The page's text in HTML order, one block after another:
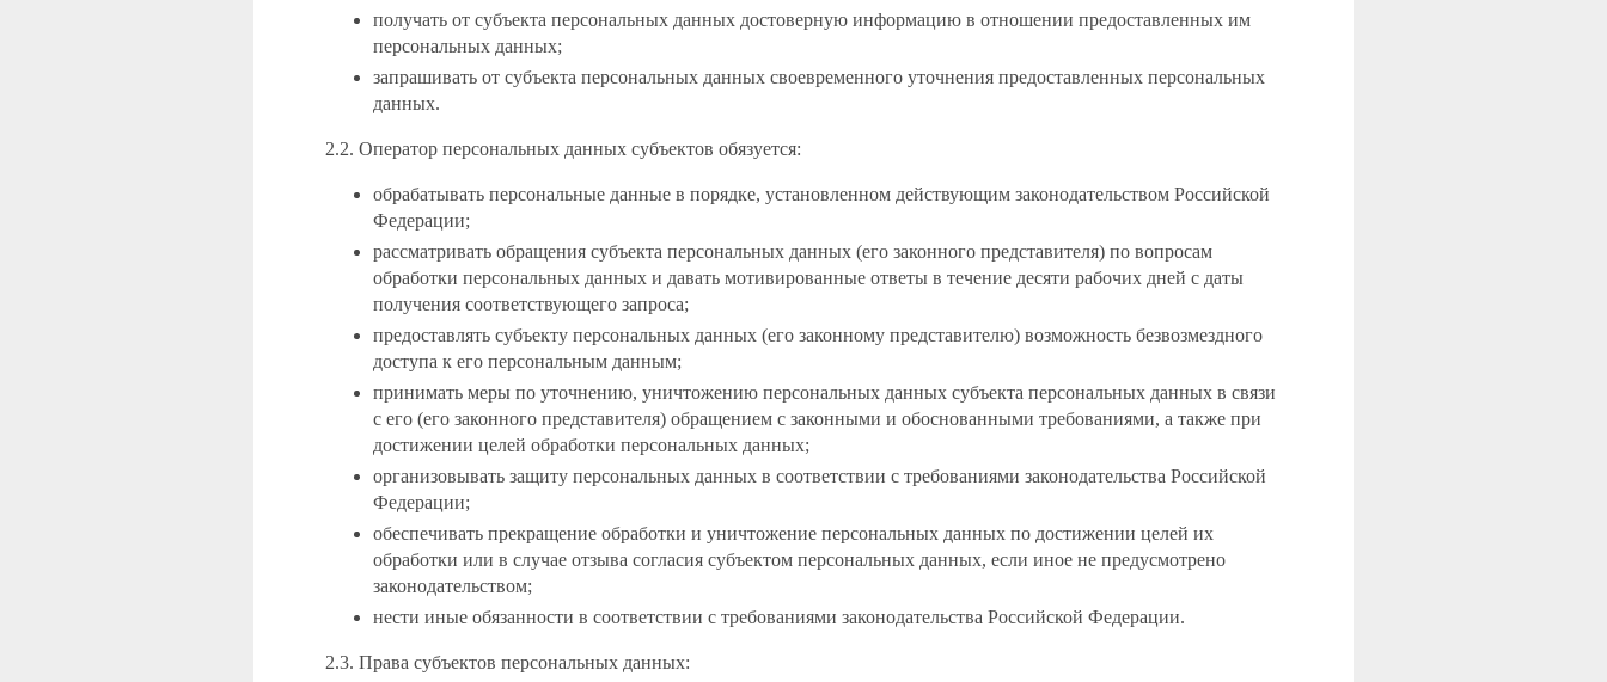
получать от субъекта персональных данных достоверную информацию в отношении предоставленных им
персональных данных;
запрашивать от субъекта персональных данных своевременного уточнения предоставленных персональных
данных.
2.2. Оператор персональных данных субъектов обязуется:
обрабатывать персональные данные в порядке, установленном действующим законодательством Российской
Федерации;
рассматривать обращения субъекта персональных данных (его законного представителя) по вопросам
обработки персональных данных и давать мотивированные ответы в течение десяти рабочих дней с даты
получения соответствующего запроса;
предоставлять субъекту персональных данных (его законному представителю) возможность безвозмездного
доступа к его персональным данным;
принимать меры по уточнению, уничтожению персональных данных субъекта персональных данных в связи
с его (его законного представителя) обращением с законными и обоснованными требованиями, а также при
достижении целей обработки персональных данных;
организовывать защиту персональных данных в соответствии с требованиями законодательства Российской
Федерации;
обеспечивать прекращение обработки и уничтожение персональных данных по достижении целей их
обработки или в случае отзыва согласия субъектом персональных данных, если иное не предусмотрено
законодательством;
нести иные обязанности в соответствии с требованиями законодательства Российской Федерации.
2.3. Права субъектов персональных данных: